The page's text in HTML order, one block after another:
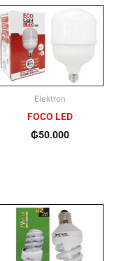
Elektron
FOCO LED
₲50.000